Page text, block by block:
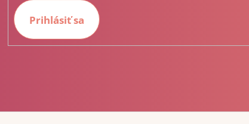
Prihlásiť sa